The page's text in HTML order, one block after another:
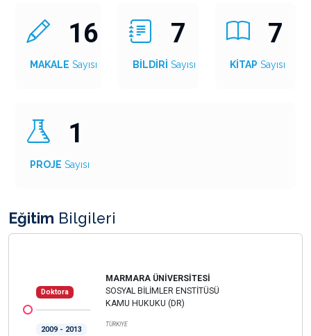
16
MAKALE Sayısı
7
BİLDİRİ Sayısı
7
KİTAP Sayısı
1
PROJE Sayısı
Eğitim Bilgileri
Doktora
2009 - 2013
MARMARA ÜNİVERSİTESİ
SOSYAL BİLİMLER ENSTİTÜSÜ
KAMU HUKUKU (DR)
TÜRKİYE